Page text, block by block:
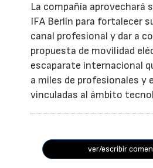
La compañía aprovechará
IFA Berlín para fortalecer
canal profesional y dar a
propuesta de movilidad
escaparate internacional
a miles de profesionales y
vinculadas al ámbito
ver/escribir